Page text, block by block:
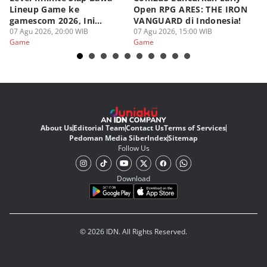
Lineup Game ke
gamescom 2026, Ini
Judulnya!
07 Agu 2026, 20:00 WIB
Game
Open RPG ARES: THE IRON
VANGUARD di Indonesia!
07 Agu 2026, 15:00 WIB
Game
About UsEditorial TeamContact UsTerms of Services
Pedoman Media SiberIndexSitemap
Follow Us
Download
© 2026 IDN. All Rights Reserved.